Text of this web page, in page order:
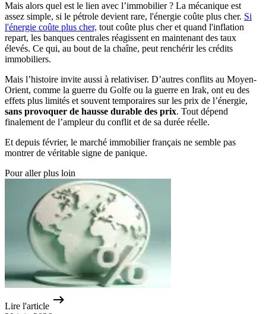
Mais alors quel est le lien avec l’immobilier ? La mécanique est
assez simple, si le pétrole devient rare, l'énergie coûte plus cher. Si
l'énergie coûte plus cher, tout coûte plus cher et quand l'inflation
repart, les banques centrales réagissent en maintenant des taux
élevés. Ce qui, au bout de la chaîne, peut renchérir les crédits
immobiliers.
Mais l’histoire invite aussi à relativiser. D’autres conflits au Moyen-
Orient, comme la guerre du Golfe ou la guerre en Irak, ont eu des
effets plus limités et souvent temporaires sur les prix de l’énergie,
sans provoquer de hausse durable des prix. Tout dépend
finalement de l’ampleur du conflit et de sa durée réelle.
Et depuis février, le marché immobilier français ne semble pas
montrer de véritable signe de panique.
Pour aller plus loin
Lire l'article